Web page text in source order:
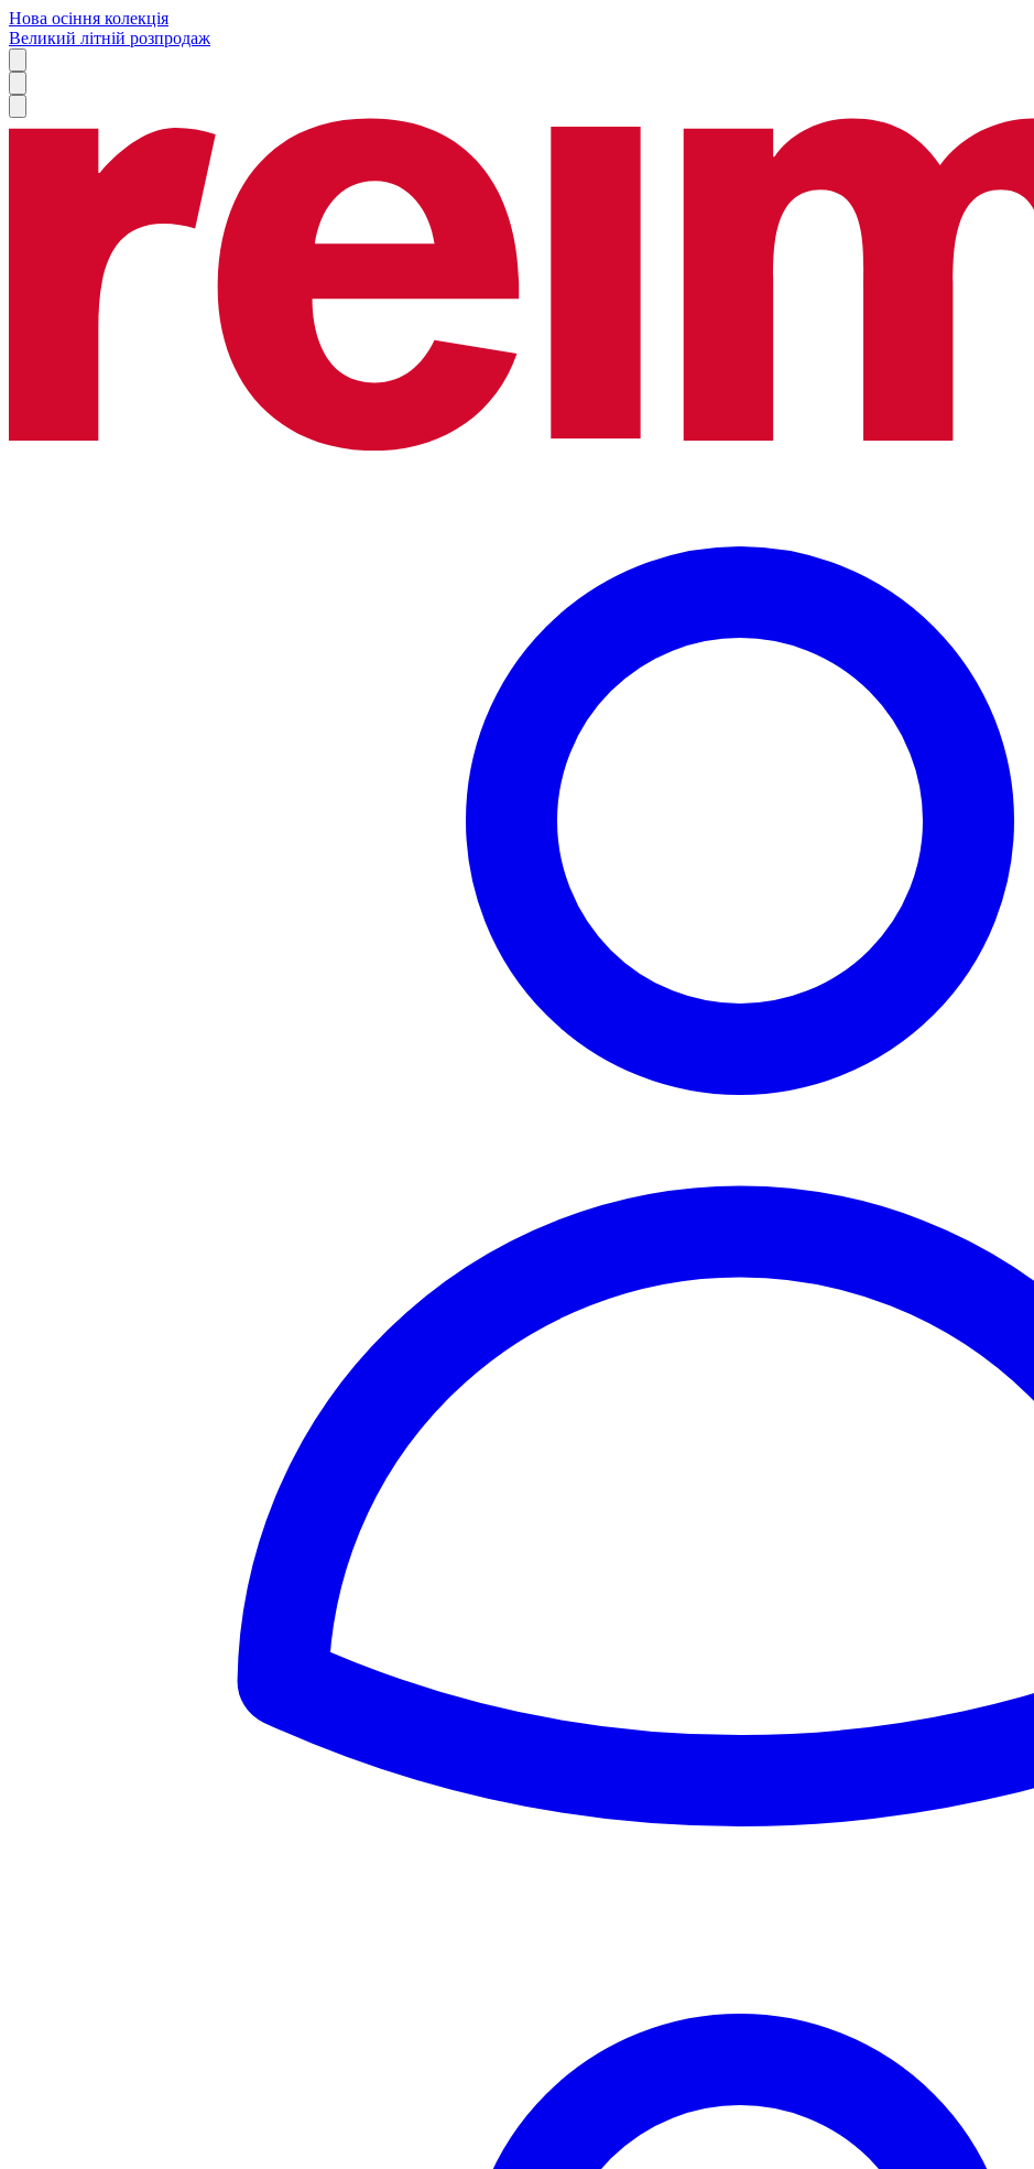
Нова осіння колекція
Великий літній розпродаж